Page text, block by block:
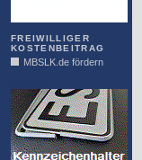
FREIWILLIGER
KOSTENBEITRAG
MBSLK.de fördern